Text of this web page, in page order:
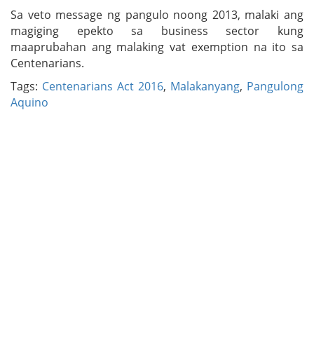
Sa veto message ng pangulo noong 2013, malaki ang
magiging epekto sa business sector kung
maaprubahan ang malaking vat exemption na ito sa
Centenarians.
Tags: Centenarians Act 2016, Malakanyang, Pangulong
Aquino